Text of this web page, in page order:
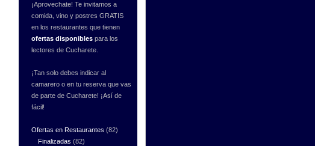
¡Aprovechate! Te invitamos a
comida, vino y postres GRATIS
en los restaurantes que tienen
ofertas disponiblespara los
lectores de Cucharete.
¡Tan solo debes indicar al
camarero o en tu reserva que vas
de parte de Cucharete! ¡Así de
fácil!
Ofertas en Restaurantes (82)
Finalizadas (82)